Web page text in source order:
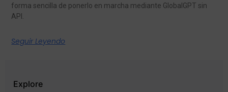
forma sencilla de ponerlo en marcha mediante GlobalGPT sin
API.
Seguir Leyendo
Explore